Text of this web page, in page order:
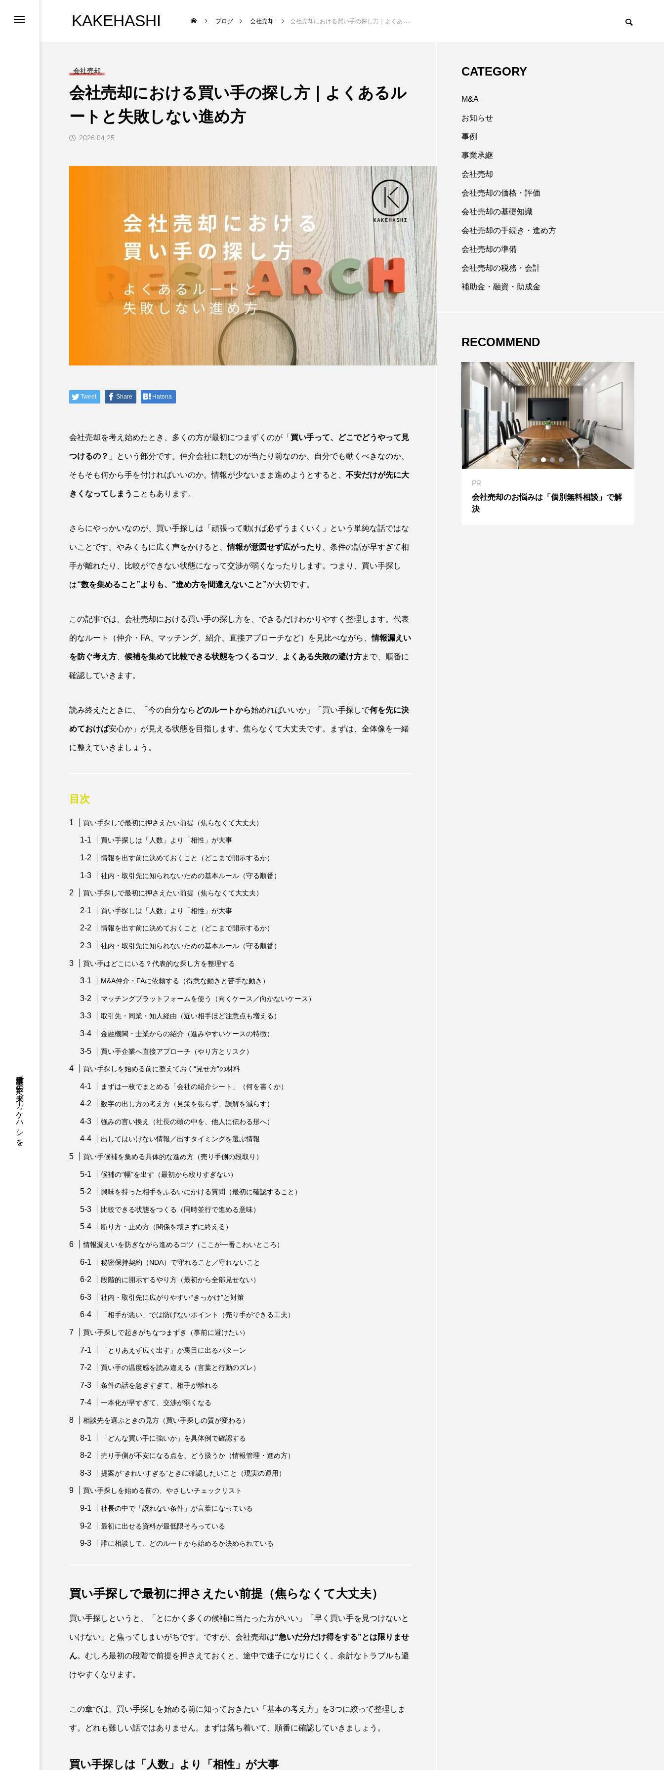
事業承継で日本の未来へカケハシを
KAKEHASHI ブログ 会社売却 会社売却における買い手の探し方｜よくあるルートと失敗しない進め方
会社売却
会社売却における買い手の探し方｜よくあるル
ートと失敗しない進め方
2026.04.25
Tweet Share Hatena
会社売却を考え始めたとき、多くの方が最初につまずくのが「 買い手って、どこでどうやって見
つけるの？ 」という部分です。仲介会社に頼むのが当たり前なのか、自分でも動くべきなのか、
そもそも何から手を付ければいいのか。情報が少ないまま進めようとすると、 不安だけが先に大
きくなってしまう こともあります。
さらにやっかいなのが、買い手探しは「頑張って動けば必ずうまくいく」という単純な話ではな
いことです。やみくもに広く声をかけると、情報が意図せず広がったり 、条件の話が早すぎて相
手が離れたり、比較ができない状態になって交渉が弱くなったりします。つまり、買い手探し
は“数を集めること”よりも、“進め方を間違えないこと”が大切です。
この記事では、会社売却における買い手の探し方を、できるだけわかりやすく整理します。代表
的なルート（仲介・FA、マッチング、紹介、直接アプローチなど）を見比べながら、情報漏えい
を防ぐ考え方 候補を集めて比較できる状態をつくるコツ よくある失敗の避け方まで、順番に
確認していきます。
読み終えたときに、「今の自分なら どのルートから始めればいいか」「買い手探しで何を先に決
めておけば安心か」が見える状態を目指します。焦らなくて大丈夫です。まずは、全体像を一緒
に整えていきましょう。
目次
買い手探しで最初に押さえたい前提（焦らなくて大丈夫）
買い手探しは「人数」より「相性」が大事
情報を出す前に決めておくこと（どこまで開示するか）
社内・取引先に知られないための基本ルール（守る順番）
買い手探しで最初に押さえたい前提（焦らなくて大丈夫）
買い手探しは「人数」より「相性」が大事
情報を出す前に決めておくこと（どこまで開示するか）
社内・取引先に知られないための基本ルール（守る順番）
買い手はどこにいる？代表的な探し方を整理する
M&A仲介・FAに依頼する（得意な動きと苦手な動き）
マッチングプラットフォームを使う（向くケース／向かないケース）
取引先・同業・知人経由（近い相手ほど注意点も増える）
金融機関・士業からの紹介（進みやすいケースの特徴）
買い手企業へ直接アプローチ（やり方とリスク）
買い手探しを始める前に整えておく“見せ方”の材料
まずは一枚でまとめる「会社の紹介シート」（何を書くか）
数字の出し方の考え方（見栄を張らず、誤解を減らす）
強みの言い換え（社長の頭の中を、他人に伝わる形へ）
出してはいけない情報／出すタイミングを選ぶ情報
買い手候補を集める具体的な進め方（売り手側の段取り）
候補の“幅”を出す（最初から絞りすぎない）
興味を持った相手をふるいにかける質問（最初に確認すること）
比較できる状態をつくる（同時並行で進める意味）
断り方・止め方（関係を壊さずに終える）
情報漏えいを防ぎながら進めるコツ（ここが一番こわいところ）
秘密保持契約（NDA）で守れること／守れないこと
段階的に開示するやり方（最初から全部見せない）
社内・取引先に広がりやすい“きっかけ”と対策
「相手が悪い」では防げないポイント（売り手ができる工夫）
買い手探しで起きがちなつまずき（事前に避けたい）
「とりあえず広く出す」が裏目に出るパターン
買い手の温度感を読み違える（言葉と行動のズレ）
条件の話を急ぎすぎて、相手が離れる
一本化が早すぎて、交渉が弱くなる
相談先を選ぶときの見方（買い手探しの質が変わる）
「どんな買い手に強いか」を具体例で確認する
売り手側が不安になる点を、どう扱うか（情報管理・進め方）
提案が“きれいすぎる”ときに確認したいこと（現実の運用）
買い手探しを始める前の、やさしいチェックリスト
社長の中で「譲れない条件」が言葉になっている
最初に出せる資料が最低限そろっている
誰に相談して、どのルートから始めるか決められている
買い手探しで最初に押さえたい前提（焦らなくて大丈夫）
買い手探しというと、「とにかく多くの候補に当たった方がいい」「早く買い手を見つけないと
いけない」と焦ってしまいがちです。ですが、会社売却は“急いだ分だけ得をする”とは限りませ
ん。むしろ最初の段階で前提を押さえておくと、途中で迷子になりにくく、余計なトラブルも避
けやすくなります。
この章では、買い手探しを始める前に知っておきたい「基本の考え方」を3つに絞って整理しま
す。どれも難しい話ではありません。まずは落ち着いて、順番に確認していきましょう。
買い手探しは「人数」より「相性」が大事
CATEGORY
M&A
お知らせ
事例
事業承継
会社売却
会社売却の価格・評価
会社売却の基礎知識
会社売却の手続き・進め方
会社売却の準備
会社売却の税務・会計
補助金・融資・助成金
RECOMMEND
会社売却のお悩みは「個別無料相談」で解
PR
会社売却のお悩みは「個別無料相談」で解
決